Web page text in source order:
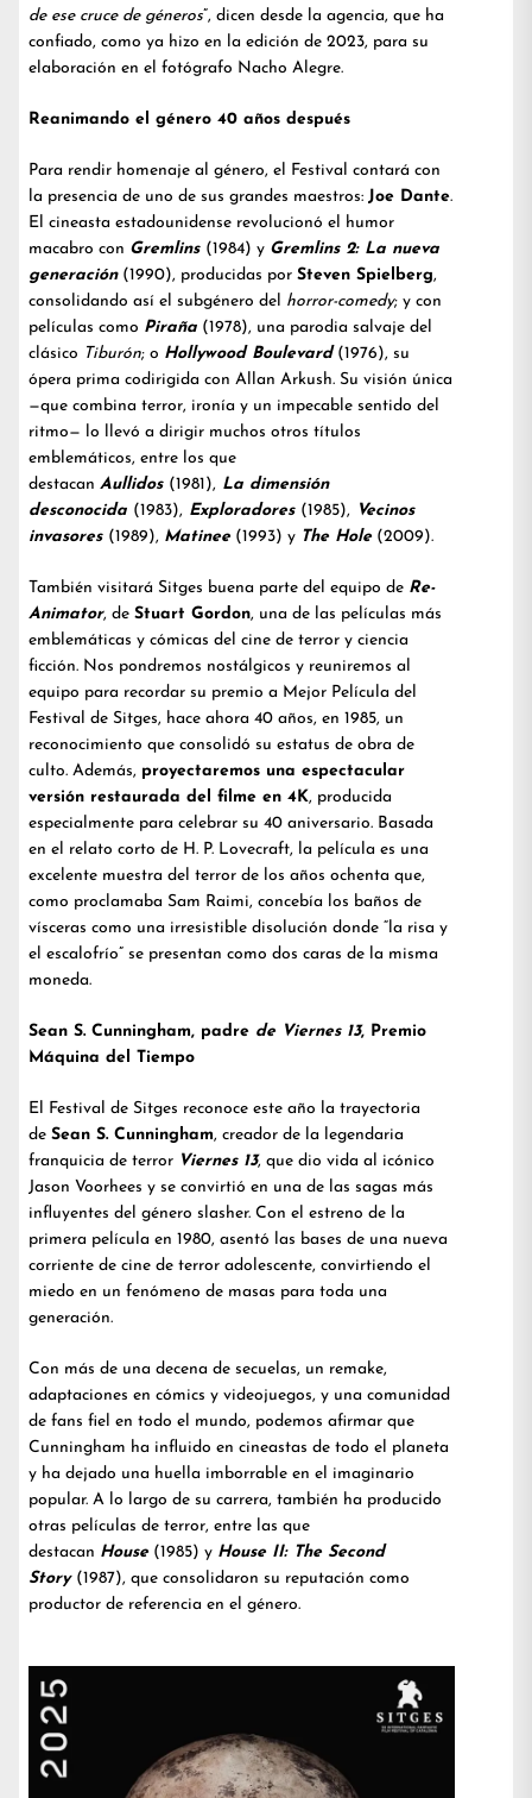
de ese cruce de géneros”, dicen desde la agencia, que ha
confiado, como ya hizo en la edición de 2023, para su
elaboración en el fotógrafo Nacho Alegre.
Reanimando el género 40 años después
Para rendir homenaje al género, el Festival contará con
la presencia de uno de sus grandes maestros: Joe Dante.
El cineasta estadounidense revolucionó el humor
macabro con Gremlins (1984) y Gremlins 2: La nueva
generación(1990), producidas por Steven Spielberg,
consolidando así el subgénero del horror-comedy; y con
películas como Piraña (1978), una parodia salvaje del
clásico Tiburón; o Hollywood Boulevard(1976), su
ópera prima codirigida con Allan Arkush. Su visión única
—que combina terror, ironía y un impecable sentido del
ritmo— lo llevó a dirigir muchos otros títulos
emblemáticos, entre los que
destacan Aullidos (1981), La dimensión
desconocida (1983), Exploradores (1985), Vecinos
invasores (1989), Matinee(1993) y The Hole(2009).
También visitará Sitges buena parte del equipo de Re-
Animator, de Stuart Gordon, una de las películas más
emblemáticas y cómicas del cine de terror y ciencia
ficción. Nos pondremos nostálgicos y reuniremos al
equipo para recordar su premio a Mejor Película del
Festival de Sitges, hace ahora 40 años, en 1985, un
reconocimiento que consolidó su estatus de obra de
culto. Además, proyectaremos una espectacular
versión restaurada del filme en 4K, producida
especialmente para celebrar su 40 aniversario. Basada
en el relato corto de H. P. Lovecraft, la película es una
excelente muestra del terror de los años ochenta que,
como proclamaba Sam Raimi, concebía los baños de
vísceras como una irresistible disolución donde “la risa y
el escalofrío” se presentan como dos caras de la misma
moneda.
Sean S. Cunningham, padre de Viernes 13, Premio
Máquina del Tiempo
El Festival de Sitges reconoce este año la trayectoria
de Sean S. Cunningham, creador de la legendaria
franquicia de terror Viernes 13, que dio vida al icónico
Jason Voorhees y se convirtió en una de las sagas más
influyentes del género slasher. Con el estreno de la
primera película en 1980, asentó las bases de una nueva
corriente de cine de terror adolescente, convirtiendo el
miedo en un fenómeno de masas para toda una
generación.
Con más de una decena de secuelas, un remake,
adaptaciones en cómics y videojuegos, y una comunidad
de fans fiel en todo el mundo, podemos afirmar que
Cunningham ha influido en cineastas de todo el planeta
y ha dejado una huella imborrable en el imaginario
popular. A lo largo de su carrera, también ha producido
otras películas de terror, entre las que
destacan House (1985) y House II: The Second
Story (1987), que consolidaron su reputación como
productor de referencia en el género.